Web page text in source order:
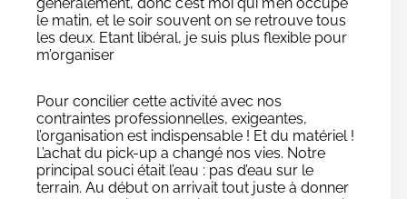
le matin, et le soir souvent on se retrouve tous
les deux. Etant libéral, je suis plus flexible pour
m’organiser
Pour concilier cette activité avec nos
contraintes professionnelles, exigeantes,
l’organisation est indispensable ! Et du matériel !
L’achat du pick-up a changé nos vies. Notre
principal souci était l’eau : pas d’eau sur le
terrain. Au début on arrivait tout juste à donner